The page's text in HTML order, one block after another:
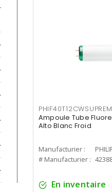
Ampoule Tube
Alto Blanc Froid
Manufacturier :
# Manufacturier :
En inventaire